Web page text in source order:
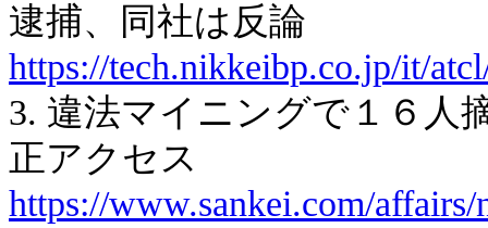
逮捕、同社は反論
https://tech.nikkeibp.co.jp/it/
3. 違法マイニングで１６
正アクセス
https://www.sankei.com/